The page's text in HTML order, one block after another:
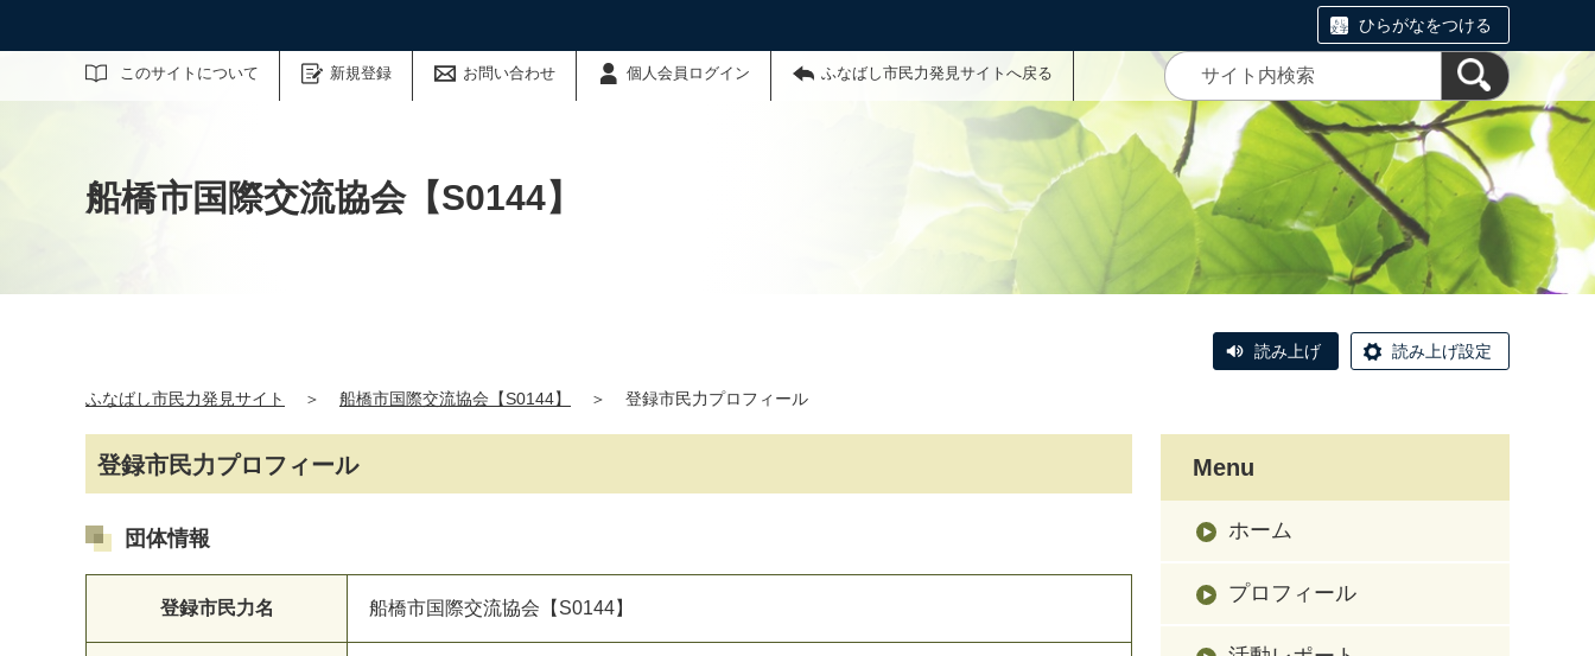
ひらがなをつける
このサイトについて 新規登録 お問い合わせ 個人会員ログイン ふなばし市民力発見サイトへ戻る
サイト内検索
船橋市国際交流協会【S0144】
読み上げ 読み上げ設定
ふなばし市民力発見サイト ＞ 船橋市国際交流協会【S0144】 ＞ 登録市民力プロフィール
登録市民力プロフィール
団体情報
登録市民力名 船橋市国際交流協会【S0144】
Menu
ホーム
プロフィール